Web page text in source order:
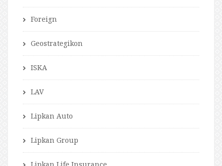
Foreign
Geostrategikon
ISKA
LAV
Lipkan Auto
Lipkan Group
Lipkan Life Insurance